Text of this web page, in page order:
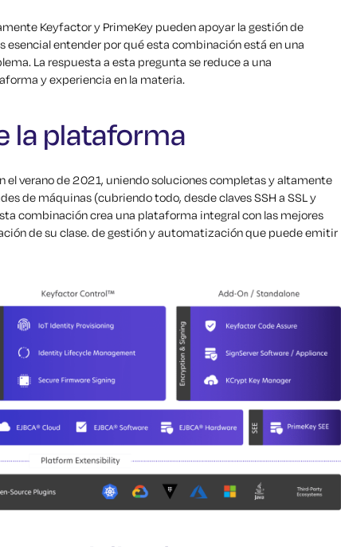
Keyfactor y PrimeKey pueden apoyar la gestión de
entender por qué esta combinación está en una
La respuesta a esta pregunta se reduce a una
y experiencia en la materia.
la plataforma
el verano de 2021, uniendo soluciones completas y altamente
de máquinas (cubriendo todo, desde claves SSH a SSL y
combinación crea una plataforma integral con las mejores
de su clase. de gestión y automatización que puede emitir